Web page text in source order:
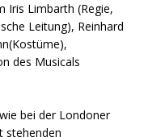
Iris Limbarth (Regie,
Leitung), Reinhard
des Musicals
bei der Londoner
stehenden